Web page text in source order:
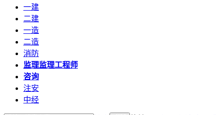
一建
二建
一造
二造
消防
监理监理工程师
咨询
注安
中经